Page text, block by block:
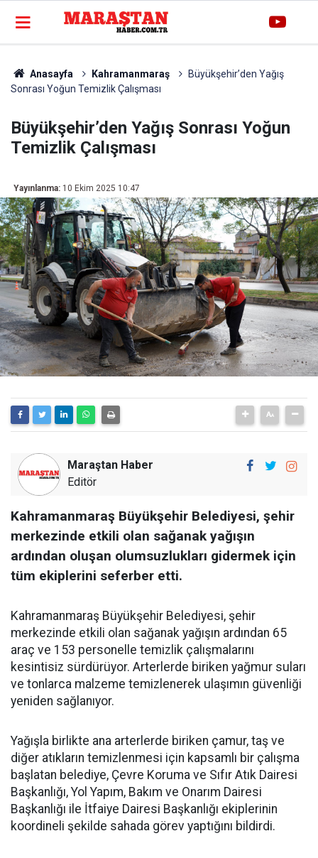
Anasayfa Kahramanmaraş
Büyükşehir’den Yağış
Sonrası Yoğun Temizlik Çalışması
Büyükşehir’den Yağış Sonrası Yoğun
Temizlik Çalışması
Yayınlanma: 10 Ekim 2025 10:47
Maraştan Haber
Editör
Kahramanmaraş Büyükşehir Belediyesi, şehir
merkezinde etkili olan sağanak yağışın
ardından oluşan olumsuzlukları gidermek için
tüm ekiplerini seferber etti.
Kahramanmaraş Büyükşehir Belediyesi, şehir
merkezinde etkili olan sağanak yağışın ardından 65
araç ve 153 personelle temizlik çalışmalarını
kesintisiz sürdürüyor. Arterlerde biriken yağmur suları
ve tonlarca malzeme temizlenerek ulaşımın güvenliği
yeniden sağlanıyor.
Yağışla birlikte ana arterlerde biriken çamur, taş ve
diğer atıkların temizlenmesi için kapsamlı bir çalışma
başlatan belediye, Çevre Koruma ve Sıfır Atık Dairesi
Başkanlığı, Yol Yapım, Bakım ve Onarım Dairesi
Başkanlığı ile İtfaiye Dairesi Başkanlığı ekiplerinin
koordineli şekilde sahada görev yaptığını bildirdi.